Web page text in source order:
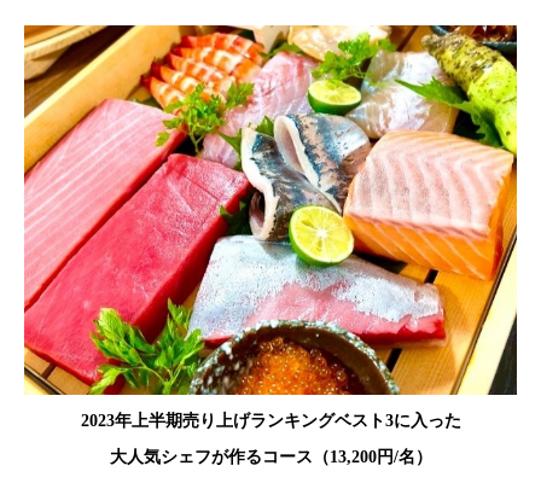
2023年上半期売り上げランキングベスト3に入った
大人気シェフが作るコース（13,200円/名）